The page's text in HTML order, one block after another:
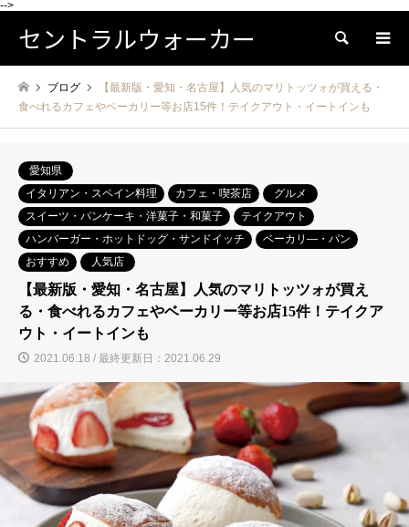
-->
セントラルウォーカー 検索
ブログ
【最新版・愛知・名古屋】人気のマリトッツォが買える・
食べれるカフェやベーカリー等お店15件！テイクアウト・イートインも
愛知県
イタリアン・スペイン料理
カフェ・喫茶店
グルメ
スイーツ・パンケーキ・洋菓子・和菓子
テイクアウト
ハンバーガー・ホットドッグ・サンドイッチ
ベーカリ―・パン
おすすめ
人気店
【最新版・愛知・名古屋】人気のマリトッツォが買え
る・食べれるカフェやベーカリー等お店15件！テイクア
ウト・イートインも
2021.06.18 / 最終更新日：2021.06.29